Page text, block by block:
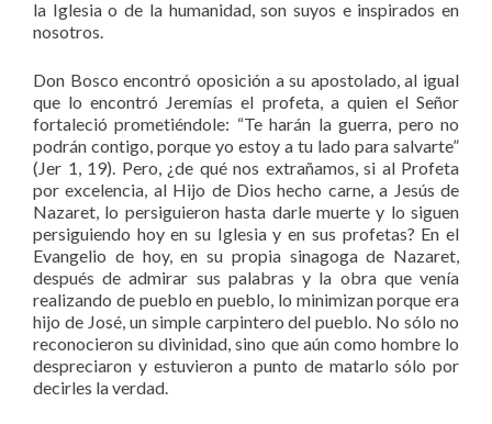
la Iglesia o de la humanidad, son suyos e inspirados en
nosotros.
Don Bosco encontró oposición a su apostolado, al igual
que lo encontró Jeremías el profeta, a quien el Señor
fortaleció prometiéndole: “Te harán la guerra, pero no
podrán contigo, porque yo estoy a tu lado para salvarte”
(Jer 1, 19). Pero, ¿de qué nos extrañamos, si al Profeta
por excelencia, al Hijo de Dios hecho carne, a Jesús de
Nazaret, lo persiguieron hasta darle muerte y lo siguen
persiguiendo hoy en su Iglesia y en sus profetas? En el
Evangelio de hoy, en su propia sinagoga de Nazaret,
después de admirar sus palabras y la obra que venía
realizando de pueblo en pueblo, lo minimizan porque era
hijo de José, un simple carpintero del pueblo. No sólo no
reconocieron su divinidad, sino que aún como hombre lo
despreciaron y estuvieron a punto de matarlo sólo por
decirles la verdad.